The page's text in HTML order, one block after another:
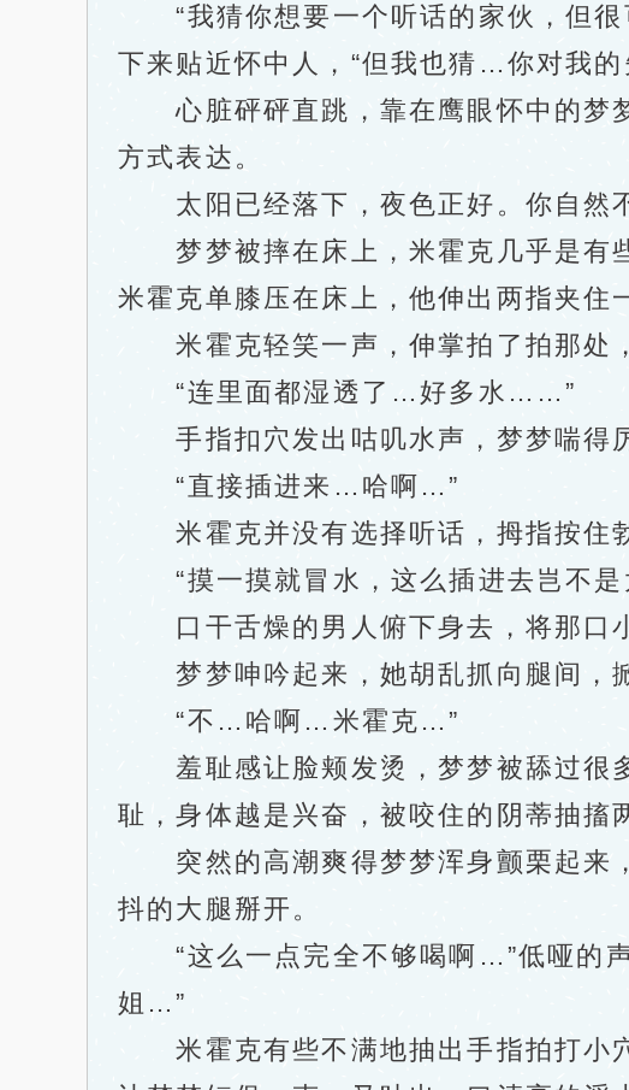
“我猜你想要一个听话的家伙，但很
下来贴近怀中人，“但我也猜…你对我的
心脏砰砰直跳，靠在鹰眼怀中的梦梦
方式表达。
太阳已经落下，夜色正好。你自然不
梦梦被摔在床上，米霍克几乎是有些
米霍克单膝压在床上，他伸出两指夹住
米霍克轻笑一声，伸掌拍了拍那处，
“连里面都湿透了…好多水……”
手指扣穴发出咕叽水声，梦梦喘得厉
“直接插进来…哈啊…”
米霍克并没有选择听话，拇指按住
“摸一摸就冒水，这么插进去岂不
口干舌燥的男人俯下身去，将那口小
梦梦呻吟起来，她胡乱抓向腿间，掀
“不…哈啊…米霍克…”
羞耻感让脸颊发烫，梦梦被舔过很
耻，身体越是兴奋，被咬住的阴蒂抽搐
突然的高潮爽得梦梦浑身颤栗起来
抖的大腿掰开。
“这么一点完全不够喝啊…”低哑的声
姐…”
米霍克有些不满地抽出手指拍打小